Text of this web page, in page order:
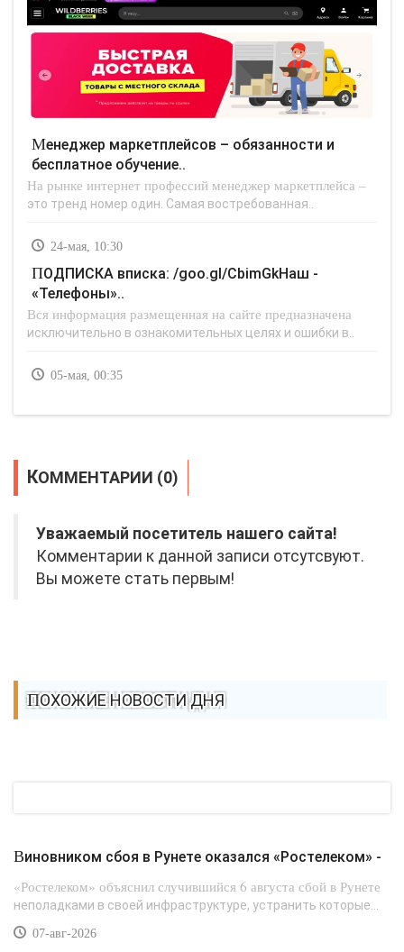
Менеджер маркетплейсов – обязанности и
бесплатное обучение..
На рынке интернет профессий менеджер маркетплейса –
это тренд номер один. Самая востребованная..
24-мая, 10:30
ПОДПИСКА вписка: /goo.gl/CbimGkНаш -
«Телефоны»..
Вся информация размещенная на сайте предназначена
исключительно в ознакомительных целях и ошибки в..
05-мая, 00:35
КОММЕНТАРИИ (0)
Уважаемый посетитель нашего сайта!
Комментарии к данной записи отсутсвуют.
Вы можете стать первым!
ПОХОЖИЕ НОВОСТИ ДНЯ
Виновником сбоя в Рунете оказался «Ростелеком» -
«Ростелеком» объяснил случившийся 6 августа сбой в Рунете
неполадками в своей инфраструктуре, устранить которые...
07-авг-2026